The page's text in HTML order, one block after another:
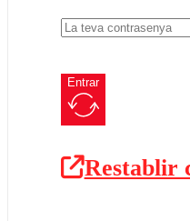
Entrar
Restablir